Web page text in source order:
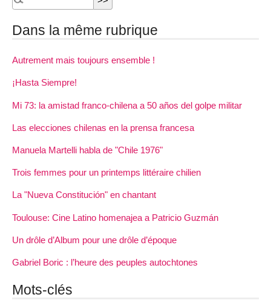
Dans la même rubrique
Autrement mais toujours ensemble !
¡Hasta Siempre!
Mi 73: la amistad franco-chilena a 50 años del golpe militar
Las elecciones chilenas en la prensa francesa
Manuela Martelli habla de "Chile 1976"
Trois femmes pour un printemps littéraire chilien
La "Nueva Constitución" en chantant
Toulouse: Cine Latino homenajea a Patricio Guzmán
Un drôle d’Album pour une drôle d’époque
Gabriel Boric : l’heure des peuples autochtones
Mots-clés